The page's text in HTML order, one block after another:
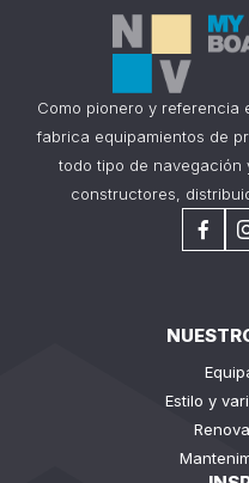
Como pionero y referencia
fabrica equipamientos de
todo tipo de navegación
constructores,
Estilo y